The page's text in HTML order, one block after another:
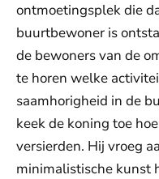
ontmoetingsplek die
buurtbewoner is
de bewoners van de
te horen welke
saamhorigheid in de
keek de koning toe
versierden. Hij vroeg
minimalistische kunst